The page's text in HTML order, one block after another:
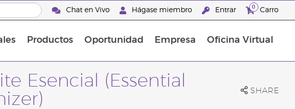
Chat en Vivo Hágase miembro Entrar 0 Carro
Productos Oportunidad Empresa Oficina Virtual
Esencial (Essential
SHARE